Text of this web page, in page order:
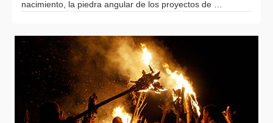
nacimiento, la piedra angular de los proyectos de …